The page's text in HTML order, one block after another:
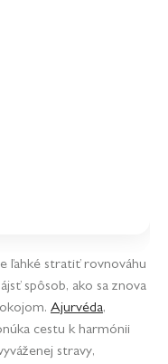
ľahké stratiť rovnováhu
spôsob, ako sa znova
Ajurvéda,
cestu k harmónii
stravy,